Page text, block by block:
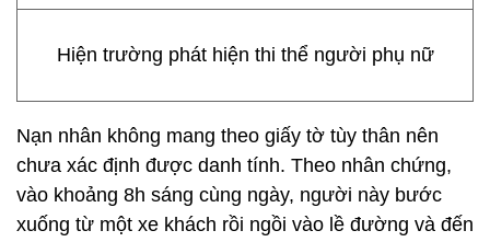
Hiện trường phát hiện thi thể người phụ nữ
Nạn nhân không mang theo giấy tờ tùy thân nên
chưa xác định được danh tính. Theo nhân chứng,
vào khoảng 8h sáng cùng ngày, người này bước
xuống từ một xe khách rồi ngồi vào lề đường và đến